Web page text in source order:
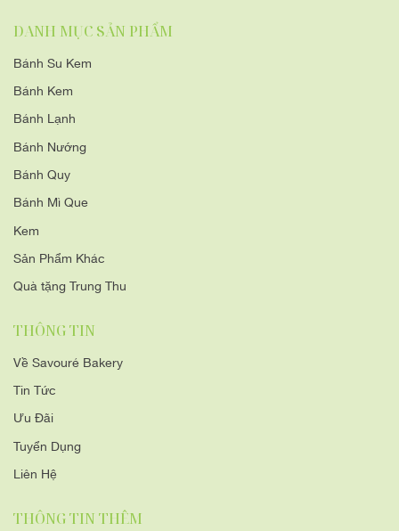
DANH MỤC SẢN PHẨM
Bánh Su Kem
Bánh Kem
Bánh Lạnh
Bánh Nướng
Bánh Quy
Bánh Mì Que
Kem
Sản Phẩm Khác
Quà tặng Trung Thu
THÔNG TIN
Về Savouré Bakery
Tin Tức
Ưu Đãi
Tuyển Dụng
Liên Hệ
THÔNG TIN THÊM